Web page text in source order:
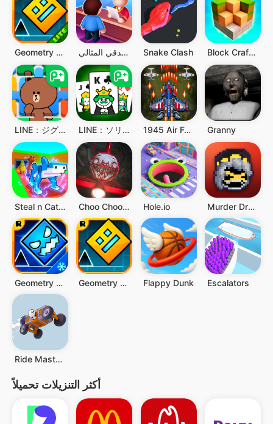
Geometry Dash Lite فندقي المثالي My Perfect Hotel Snake Clash Block Craft 3D：Simulador
LINE：ジグソーパズル LINE：ソリティア 1945 Air Force: العاب طائرات Granny
Steal n Catch the Brainrot Choo Choo Spider Monster Train Hole.io Murder Drones Endless Way 2D
Geometry Dash SubZero Geometry Dash Flappy Dunk Escalators
Ride Master・لعبة سباق السيارات
أكثر التنزيلات تحميلاً